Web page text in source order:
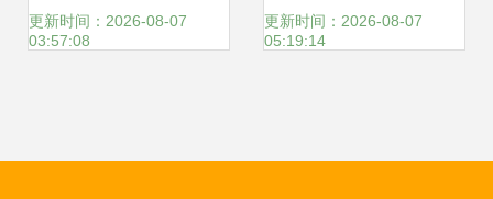
厂家、图片与工艺
更新时间：2026-08-07
03:57:08
花茶小袋装浓香型
更新时间：2026-08-07
05:19:14